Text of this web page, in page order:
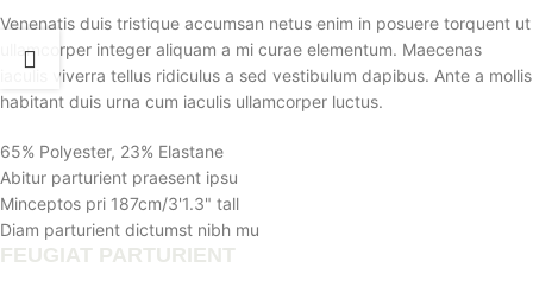
Venenatis duis tristique accumsan netus enim in posuere torquent ut
ullamcorper integer aliquam a mi curae elementum. Maecenas
iaculis viverra tellus ridiculus a sed vestibulum dapibus. Ante a mollis
habitant duis urna cum iaculis ullamcorper luctus.
65% Polyester, 23% Elastane
Abitur parturient praesent ipsu
Minceptos pri 187cm/3'1.3" tall
Diam parturient dictumst nibh mu
FEUGIAT PARTURIENT